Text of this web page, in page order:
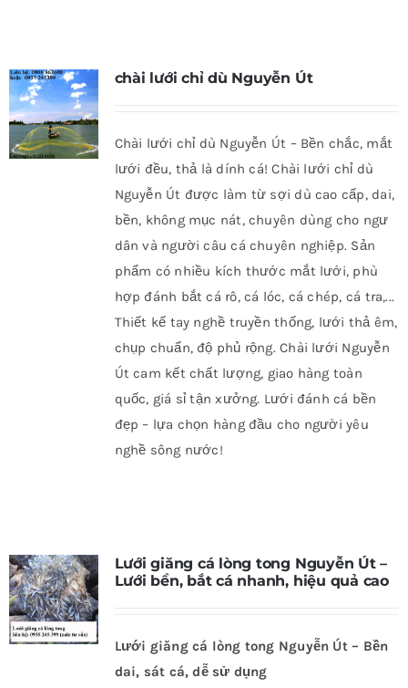
chài lưới chỉ dù Nguyễn Út
Chài lưới chỉ dù Nguyễn Út – Bền chắc, mắt
lưới đều, thả là dính cá! Chài lưới chỉ dù
Nguyễn Út được làm từ sợi dù cao cấp, dai,
bền, không mục nát, chuyên dùng cho ngư
dân và người câu cá chuyên nghiệp. Sản
phẩm có nhiều kích thước mắt lưới, phù
hợp đánh bắt cá rô, cá lóc, cá chép, cá tra,...
Thiết kế tay nghề truyền thống, lưới thả êm,
chụp chuẩn, độ phủ rộng. Chài lưới Nguyễn
Út cam kết chất lượng, giao hàng toàn
quốc, giá sỉ tận xưởng. Lưới đánh cá bền
đẹp – lựa chọn hàng đầu cho người yêu
nghề sông nước!
Lưới giăng cá lòng tong Nguyễn Út –
Lưới bền, bắt cá nhanh, hiệu quả cao
Lưới giăng cá lòng tong Nguyễn Út – Bền
dai, sát cá, dễ sử dụng